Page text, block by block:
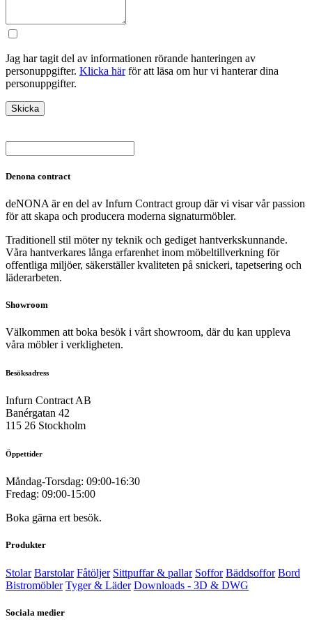
Jag har tagit del av informationen rörande hanteringen av
personuppgifter. Klicka härför att läsa om hur vi hanterar dina
personuppgifter.
Denona contract
deNONA är en del av Infurn Contract group där vi visar vår passion
för att skapa och producera moderna signaturmöbler.
Traditionell stil möter ny teknik och gediget hantverkskunnande.
Våra hantverkares långa erfarenhet inom möbeltillverkning för
offentliga miljöer, säkerställer kvaliteten på snickeri, tapetsering och
läderarbeten.
Showroom
Välkommen att boka besök i vårt showroom, där du kan uppleva
våra möbler i verkligheten.
Besöksadress
Infurn Contract AB
Banérgatan 42
115 26 Stockholm
Öppettider
Måndag-Torsdag: 09:00-16:30
Fredag: 09:00-15:00
Boka gärna ert besök.
Produkter
Stolar Barstolar Fåtöljer Sittpuffar & pallar Soffor Bäddsoffor Bord
Bistromöbler Tyger & Läder Downloads - 3D & DWG
Sociala medier